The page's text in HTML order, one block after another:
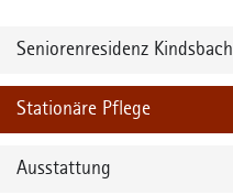
Seniorenresidenz Kindsbach
Stationäre Pflege
Ausstattung